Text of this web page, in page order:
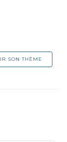
SON THÈME